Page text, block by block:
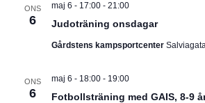
ONS
6 Judoträning onsdagar
maj 6 - 17:00- 21:00
Gårdstens kampsportcenter
ONS
6 Fotbollsträning med GAIS, 8-9
maj 6 - 18:00- 19:00